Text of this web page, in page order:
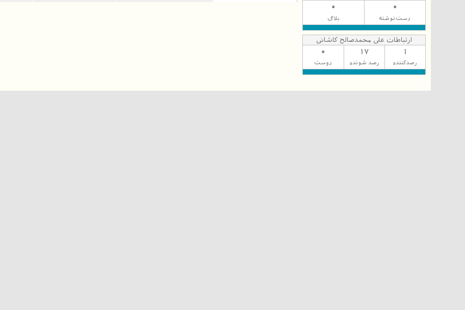
0
دست‌نوشته
0
بلاگ
ارتباطات علی محمدصالح کاشانی
1
رصدکننده
17
رصد شونده
0
دوست